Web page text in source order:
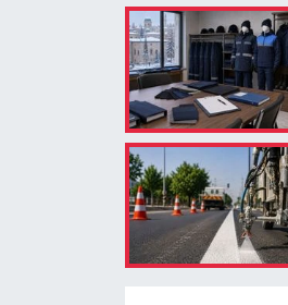
Yayla Haber
Yemek Tarifleri
Yerel Haberler